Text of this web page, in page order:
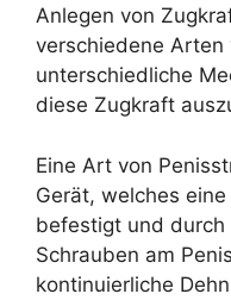
Anlegen von
verschiedene Arten
unterschiedliche
diese Zugkraft
Eine Art von
Gerät, welches
befestigt und
Schrauben am
kontinuierliche